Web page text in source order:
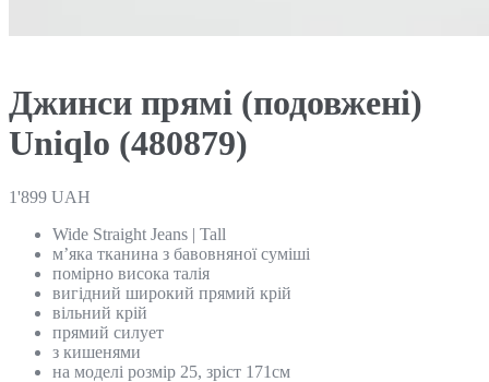
Джинси прямі (подовжені)
Uniqlo (480879)
1'899 UAH
Wide Straight Jeans | Tall
м’яка тканина з бавовняної суміші
помірно висока талія
вигідний широкий прямий крій
вільний крій
прямий силует
з кишенями
на моделі розмір 25, зріст 171см